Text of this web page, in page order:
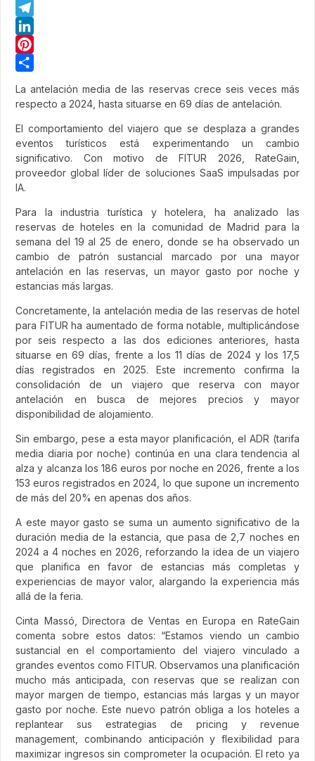
WhatsApp
Telegram
LinkedIn
Pinterest
La antelación media de las reservas crece seis veces más
respecto a 2024, hasta situarse en 69 días de antelación.
El comportamiento del viajero que se desplaza a grandes
eventos turísticos está experimentando un cambio
significativo. Con motivo de FITUR 2026, RateGain,
proveedor global líder de soluciones SaaS impulsadas por
IA.
Para la industria turística y hotelera, ha analizado las
reservas de hoteles en la comunidad de Madrid para la
semana del 19 al 25 de enero, donde se ha observado un
cambio de patrón sustancial marcado por una mayor
antelación en las reservas, un mayor gasto por noche y
estancias más largas.
Concretamente, la antelación media de las reservas de hotel
para FITUR ha aumentado de forma notable, multiplicándose
por seis respecto a las dos ediciones anteriores, hasta
situarse en 69 días, frente a los 11 días de 2024 y los 17,5
días registrados en 2025. Este incremento confirma la
consolidación de un viajero que reserva con mayor
antelación en busca de mejores precios y mayor
disponibilidad de alojamiento.
Sin embargo, pese a esta mayor planificación, el ADR (tarifa
media diaria por noche) continúa en una clara tendencia al
alza y alcanza los 186 euros por noche en 2026, frente a los
153 euros registrados en 2024, lo que supone un incremento
de más del 20% en apenas dos años.
A este mayor gasto se suma un aumento significativo de la
duración media de la estancia, que pasa de 2,7 noches en
2024 a 4 noches en 2026, reforzando la idea de un viajero
que planifica en favor de estancias más completas y
experiencias de mayor valor, alargando la experiencia más
allá de la feria.
Cinta Massó, Directora de Ventas en Europa en RateGain
comenta sobre estos datos: “Estamos viendo un cambio
sustancial en el comportamiento del viajero vinculado a
grandes eventos como FITUR. Observamos una planificación
mucho más anticipada, con reservas que se realizan con
mayor margen de tiempo, estancias más largas y un mayor
gasto por noche. Este nuevo patrón obliga a los hoteles a
replantear sus estrategias de pricing y revenue
management, combinando anticipación y flexibilidad para
maximizar ingresos sin comprometer la ocupación. El reto ya